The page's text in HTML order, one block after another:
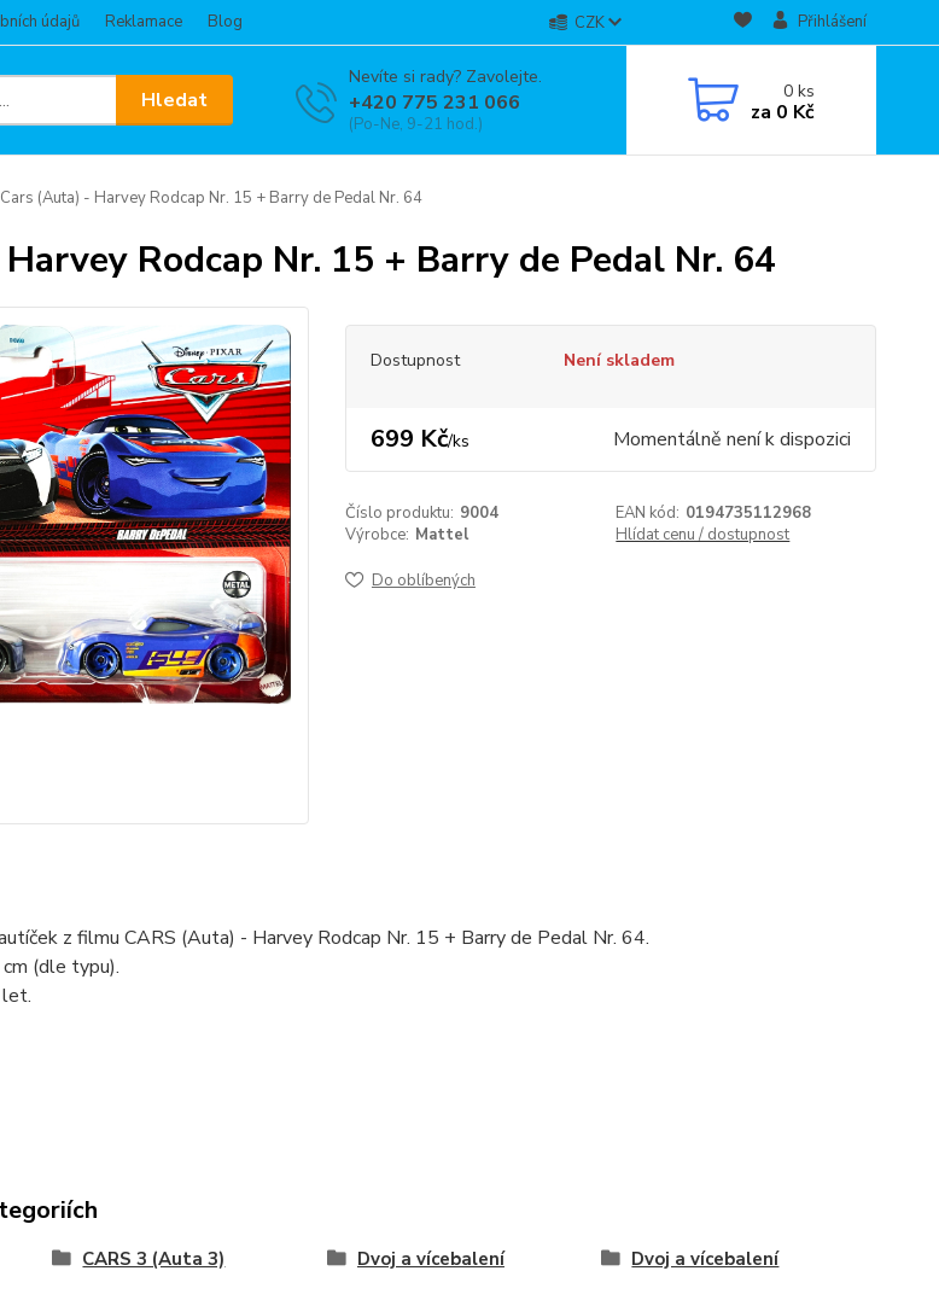
údajů Reklamace Blog CZK Přihlášení
Hledat
Nevíte si rady? Zavolejte.
+420 775 231 066
(Po-Ne, 9-21 hod.)
0ks
za 0 Kč
Cars (Auta) - Harvey Rodcap Nr. 15 + Barry de Pedal Nr. 64
Rodcap Nr. 15 + Barry de Pedal Nr. 64
Dostupnost Není skladem
699 Kč/ks Momentálně není k dispozici
Číslo produktu: 9004 EAN kód: 0194735112968
Výrobce: Mattel Hlídat cenu / dostupnost
Do oblíbených
z filmu CARS (Auta) - Harvey Rodcap Nr. 15 + Barry de Pedal Nr. 64.
(dle typu).
CARS 3 (Auta 3) Dvoj a vícebalení Dvoj a vícebalení